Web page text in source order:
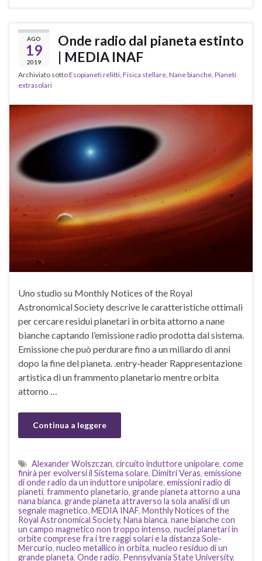
AGO
19
2019
Onde radio dal pianeta estinto
| MEDIA INAF
Archiviato sottoEsopianeti relitti, Fisica stellare, Nane bianche, Pianeti
extrasolari
Uno studio su Monthly Notices of the Royal
Astronomical Society descrive le caratteristiche ottimali
per cercare residui planetari in orbita attorno a nane
bianche captando l’emissione radio prodotta dal sistema.
Emissione che può perdurare fino a un miliardo di anni
dopo la fine del pianeta. .entry-header Rappresentazione
artistica di un frammento planetario mentre orbita
attorno …
Continua a leggere
Alexander Wolszczan, circuito induttore unipolare, come
finirà per evolversi il Sistema solare, Dimitri Veras, emissione
di onde radio da un induttore unipolare, emissioni radio di
pianeti, frammento planetario, grande pianeta attorno a una
nana bianca, grande pianeta attraverso la sola analisi di un
segnale magnetico, MEDIA INAF, Monthly Notices of the
Royal Astronomical Society, Nana bianca, nane bianche con
un campo magnetico non troppo intenso, nuclei planetari in
orbite comprese fra i tre raggi solari e la distanza Sole-
Mercurio, nucleo metallico in orbita, nucleo residuo di un
grande pianeta, Onde radio, Pennsylvania State University,